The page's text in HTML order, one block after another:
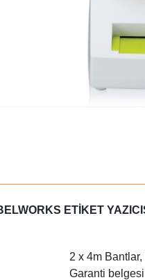
ETİKET
2 x 4m
Garanti belgesi